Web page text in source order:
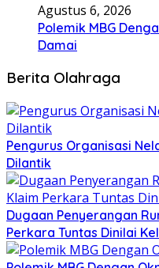
Agustus 6, 2026
Polemik MBG
Damai
Berita Olahraga
Pengurus Organisasi
Dilantik
Dugaan Penyerangan
Perkara Tuntas Dinilai